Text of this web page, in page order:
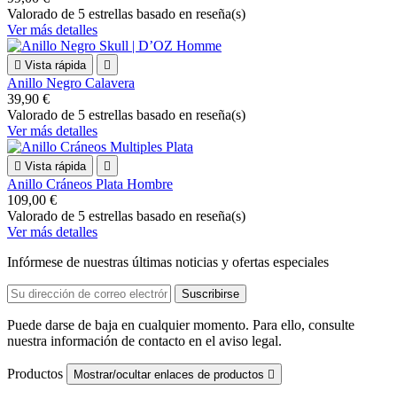
Valorado de 5 estrellas basado en reseña(s)
Ver más detalles
 Vista rápida 
Anillo Negro Calavera
39,90 €
Valorado de 5 estrellas basado en reseña(s)
Ver más detalles
 Vista rápida 
Anillo Cráneos Plata Hombre
109,00 €
Valorado de 5 estrellas basado en reseña(s)
Ver más detalles
Infórmese de nuestras últimas noticias y ofertas especiales
Puede darse de baja en cualquier momento. Para ello, consulte
nuestra información de contacto en el aviso legal.
Productos Mostrar/ocultar enlaces de productos 